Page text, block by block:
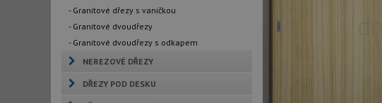
- Granitové dřezy s vaničkou
- Granitové dvoudřezy
- Granitové dvoudřezy s odkapem
NEREZOVÉ DŘEZY
DŘEZY POD DESKU